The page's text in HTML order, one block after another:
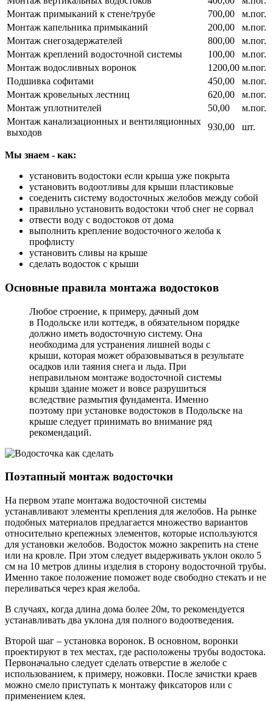
Монтаж примыканий к стене/трубе
700,00
м.пог.
Монтаж капельника примыканий
200,00
м.пог.
Монтаж снегозадержателей
800,00
м.пог.
Монтаж креплений водосточной системы
100,00
м.пог.
Монтаж водосливных воронок
1200,00 м.пог.
Подшивка софитами
450,00
м.пог.
Монтаж кровельных лестниц
620,00
м.пог.
Монтаж уплотнителей
50,00
м.пог.
Монтаж канализационных и вентиляционных
выходов
930,00 шт.
Мы знаем - как:
установить водостоки если крыша уже покрыта
установить водоотливы для крыши пластиковые
соеденить систему водосточных желобов между собой
правильно установить водостоки чтоб снег не сорвал
отвести воду с водостоков от дома
выполнить крепление водосточного желоба к
профлисту
установить сливы на крыше
сделать водосток с крыши
Основные правила монтажа водостоков
Любое строение, к примеру, дачный дом
в Подольске или коттедж, в обязательном порядке
должно иметь водосточную систему. Она
необходима для устранения лишней воды с
крыши, которая может образовываться в результате
осадков или таяния снега и льда. При
неправильном монтаже водосточной системы
крыши здание может и вовсе разрушиться
вследствие размытия фундамента. Именно
поэтому при установке водостоков в Подольске на
крыше следует принимать во внимание ряд
рекомендаций.
Поэтапный монтаж водосточки
На первом этапе монтажа водосточной системы
устанавливают элементы крепления для желобов. На рынке
подобных материалов предлагается множество вариантов
относительно крепежных элементов, которые используются
для установки желобов. Водосток можно закрепить на стене
или на кровле. При этом следует выдерживать уклон около 5
см на 10 метров длины изделия в сторону водосточной трубы.
Именно такое положение поможет воде свободно стекать и не
переливаться через края желоба.
В случаях, когда длина дома более 20м, то рекомендуется
устанавливать два уклона для полного водоотведения.
Второй шаг – установка воронок. В основном, воронки
проектируют в тех местах, где расположены трубы водостока.
Первоначально следует сделать отверстие в желобе с
использованием, к примеру, ножовки. После зачистки краев
можно смело приступать к монтажу фиксаторов или с
применением клея.